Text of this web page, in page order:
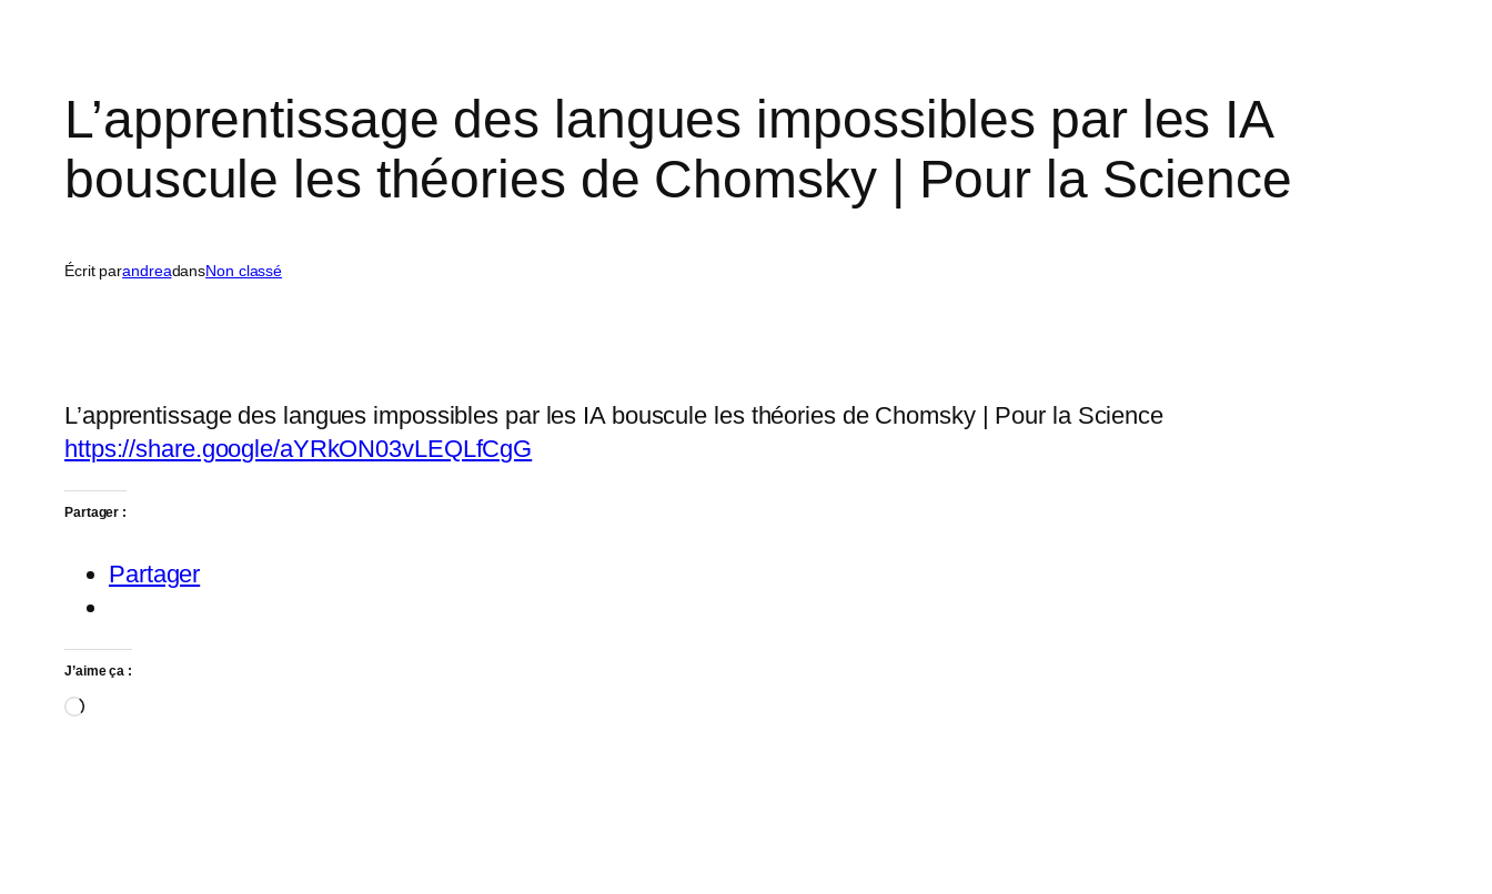
L’apprentissage des langues impossibles par les IA
bouscule les théories de Chomsky | Pour la Science
Écrit parandreadansNon classé
L’apprentissage des langues impossibles par les IA bouscule les théories de Chomsky | Pour la Science
https://share.google/aYRkON03vLEQLfCgG
Partager :
Partager
J’aime ça :
Chargement…